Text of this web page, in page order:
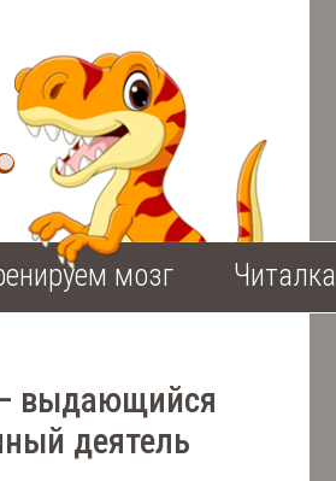
мозг Читалка
выдающийся
деятель